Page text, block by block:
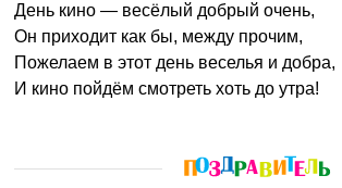
День кино — весёлый добрый очень,
Он приходит как бы, между прочим,
Пожелаем в этот день веселья и добра,
И кино пойдём смотреть хоть до утра!